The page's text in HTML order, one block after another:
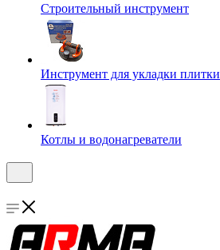
Строительный инструмент
Инструмент для укладки плитки
Котлы и водонагреватели